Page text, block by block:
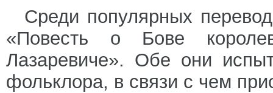
Среди популярных
«Повесть о Бове
Лазаревиче». Обе они
фольклора, в связи с чем